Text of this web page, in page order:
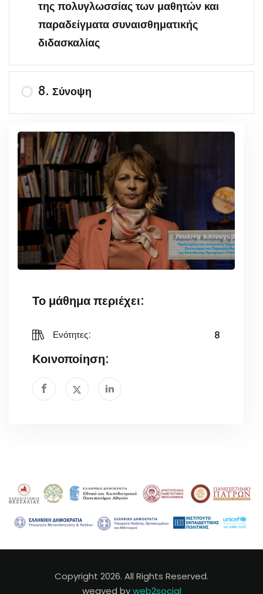
της πολυγλωσσίας των μαθητών και
παραδείγματα συναισθηματικής
διδασκαλίας
8. Σύνοψη
Το μάθημα περιέχει:
Ενότητες: 8
Κοινοποίηση:
Copyright 2026. All Rights Reserved.
weaved byweb2social